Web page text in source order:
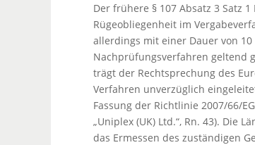
Der frühere § 107 Absatz 3 Satz
Rügeobliegenheit im
allerdings mit einer Dauer von
Nachprüfungsverfahren geltend
trägt der Rechtsprechung des
Verfahren unverzüglich
Fassung der Richtlinie 2007/66/
„Uniplex (UK) Ltd.“, Rn. 43). Die
das Ermessen des zuständigen